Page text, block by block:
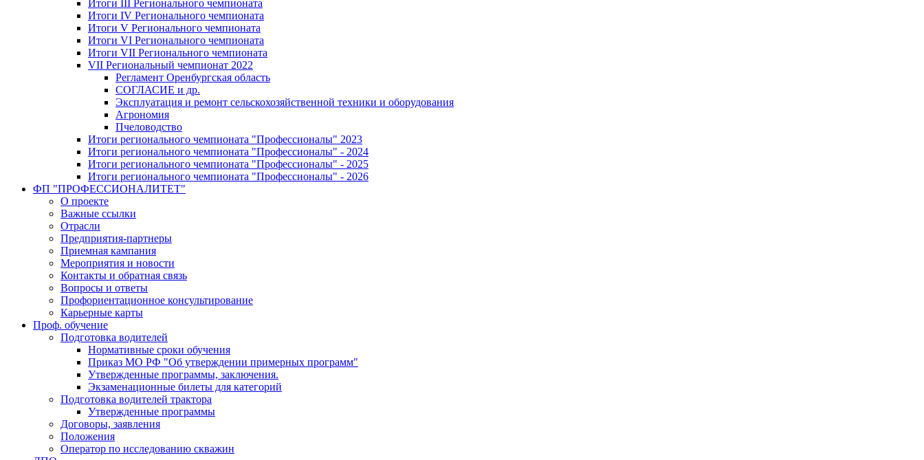
Итоги III Регионального чемпионата
Итоги IV Регионального чемпионата
Итоги V Регионального чемпионата
Итоги VI Регионального чемпионата
Итоги VII Регионального чемпионата
VII Региональный чемпионат 2022
Регламент Оренбургская область
СОГЛАСИЕ и др.
Эксплуатация и ремонт сельскохозяйственной техники и оборудования
Агрономия
Пчеловодство
Итоги регионального чемпионата "Профессионалы" 2023
Итоги регионального чемпионата "Профессионалы" - 2024
Итоги регионального чемпионата "Профессионалы" - 2025
Итоги регионального чемпионата "Профессионалы" - 2026
ФП "ПРОФЕССИОНАЛИТЕТ"
О проекте
Важные ссылки
Отрасли
Предприятия-партнеры
Приемная кампания
Мероприятия и новости
Контакты и обратная связь
Вопросы и ответы
Профориентационное консультирование
Карьерные карты
Проф. обучение
Подготовка водителей
Нормативные сроки обучения
Приказ МО РФ "Об утверждении примерных программ"
Утвержденные программы, заключения.
Экзаменационные билеты для категорий
Подготовка водителей трактора
Утвержденные программы
Договоры, заявления
Положения
Оператор по исследованию скважин